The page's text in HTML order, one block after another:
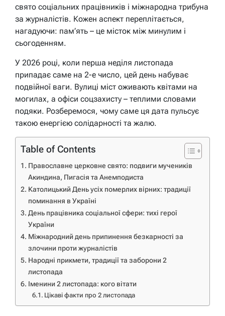
свято соціальних працівників і міжнародна трибуна
за журналістів. Кожен аспект переплітається,
нагадуючи: пам’ять – це місток між минулим і
сьогоденням.
У 2026 році, коли перша неділя листопада
припадає саме на 2-е число, цей день набуває
подвійної ваги. Вулиці міст оживають квітами на
могилах, а офіси соцзахисту – теплими словами
подяки. Розберемося, чому саме ця дата пульсує
такою енергією солідарності та жалю.
Table of Contents
Православне церковне свято: подвиги мучеників
Акиндина, Пигасія та Анемподиста
Католицький День усіх померлих вірних: традиції
поминання в Україні
День працівника соціальної сфери: тихі герої
України
Міжнародний день припинення безкарності за
злочини проти журналістів
Народні прикмети, традиції та заборони 2
листопада
Іменини 2 листопада: кого вітати
Цікаві факти про 2 листопада